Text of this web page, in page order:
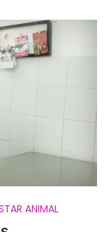
ANIMAL